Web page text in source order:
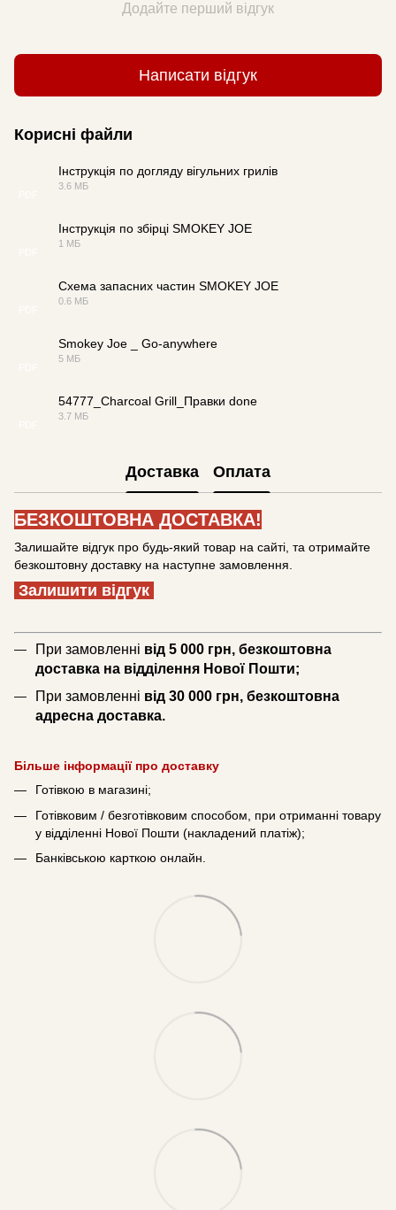
Додайте перший відгук
Написати відгук
Корисні файли
Інструкція по догляду вігульних грилів
3.6 МБ
Інструкція по збірці SMOKEY JOE
1 МБ
Схема запасних частин SMOKEY JOE
0.6 МБ
Smokey Joe _ Go-anywhere
5 МБ
54777_Charcoal Grill_Правки done
3.7 МБ
Доставка Оплата
БЕЗКОШТОВНА ДОСТАВКА!
Залишайте відгук про будь-який товар на сайті, та отримайте
безкоштовну доставку на наступне замовлення.
Залишити відгук
При замовленні від 5 000 грн, безкоштовна
доставка на відділення Нової Пошти;
При замовленні від 30 000 грн, безкоштовна
адресна доставка.
Більше інформації про доставку
Готівкою в магазині;
Готівковим / безготівковим способом, при отриманні товару
у відділенні Нової Пошти (накладений платіж);
Банківською карткою онлайн.